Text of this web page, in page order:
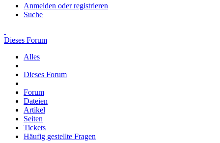
Anmelden oder registrieren
Suche
Dieses Forum
Alles
Dieses Forum
Forum
Dateien
Artikel
Seiten
Tickets
Häufig gestellte Fragen